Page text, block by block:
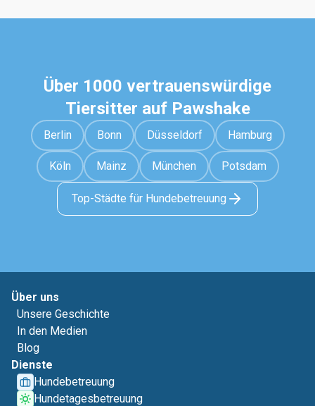
Über 1000 vertrauenswürdige
Tiersitter auf Pawshake
Berlin Bonn Düsseldorf Hamburg
Köln Mainz München Potsdam
Top-Städte für Hundebetreuung
Über uns
Unsere Geschichte
In den Medien
Blog
Dienste
Hundebetreuung
Hundetagesbetreuung